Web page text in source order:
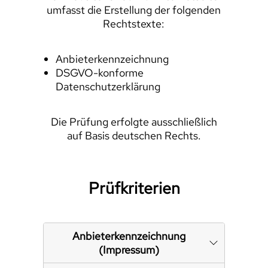
umfasst die Erstellung der folgenden
Rechtstexte:
Anbieterkennzeichnung
DSGVO-konforme
Datenschutzerklärung
Die Prüfung erfolgte ausschließlich
auf Basis deutschen Rechts.
Prüfkriterien
Anbieterkennzeichnung
(Impressum)